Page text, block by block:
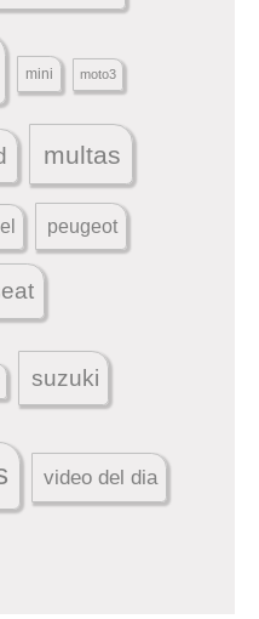
mini moto3
multas
peugeot
suzuki
video del dia